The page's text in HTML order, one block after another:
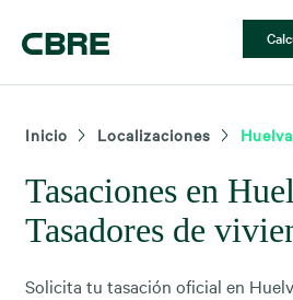
Inicio Localizaciones Huelva
Tasaciones en
Tasadores de
Solicita tu tasación oficial en